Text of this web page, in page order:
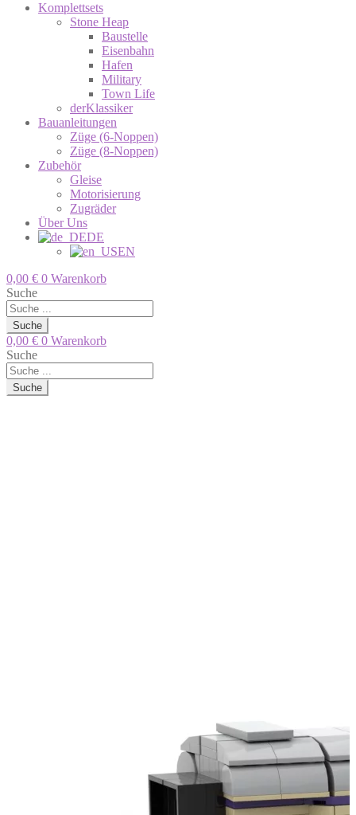
Komplettsets
Stone Heap
Baustelle
Eisenbahn
Hafen
Military
Town Life
derKlassiker
Bauanleitungen
Züge (6-Noppen)
Züge (8-Noppen)
Zubehör
Gleise
Motorisierung
Zugräder
Über Uns
DE
EN
0,00 € 0 Warenkorb
Suche
Suche
0,00 € 0 Warenkorb
Suche
Suche